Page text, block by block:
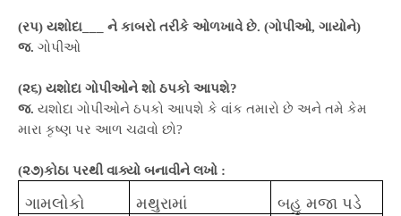
(રપ) યશોદા___ ને કાબરો તરીકે ઓળખાવે છે. (ગોપીઓ, ગાયોને)
જ. ગોપીઓ
(૨૬) યશોદા ગોપીઓને શો ઠપકો આપશે?
જ. યશોદા ગોપીઓને ઠપકો આપશે કે વાંક તમારો છે અને તમે કેમ
મારા કૃષ્ણ પર આળ ચઢાવો છો?
(૨૭)કોઠા પરથી વાક્યો બનાવીને લખો :
ગામલોકો મથુરામાં
બહુ મજા પડે